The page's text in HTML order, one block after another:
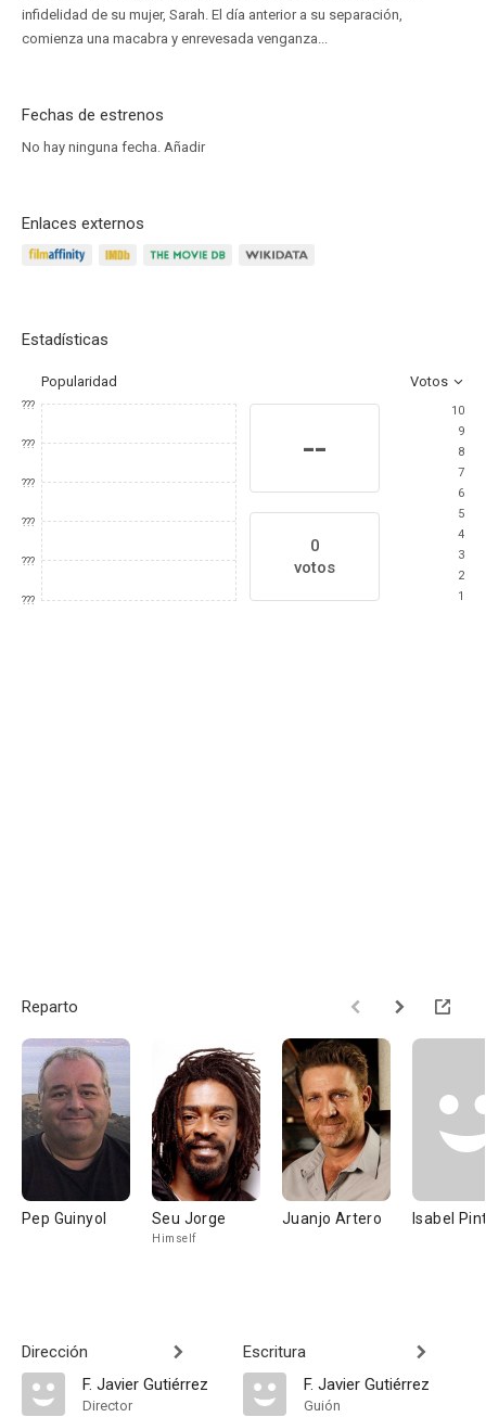
infidelidad de su mujer, Sarah. El día anterior a su separación,
comienza una macabra y enrevesada venganza...
Fechas de estrenos
No hay ninguna fecha. Añadir
Enlaces externos
Estadísticas
Popularidad Votos
???
???
???
???
???
???
--
0
votos
10
9
8
7
6
5
4
3
2
1
Reparto
Pep Guinyol Seu Jorge
Himself
Juanjo Artero Isabel
Dirección
F. Javier Gutiérrez
Director
Escritura
F. Javier Gutiérrez
Guión